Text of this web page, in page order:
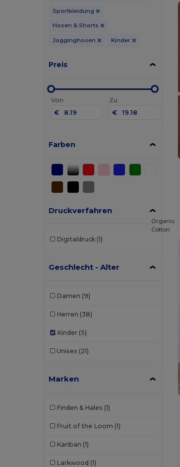
Sportkleidung
Hosen & Shorts
Jogginghosen Kinder
Preis
Von
€
Zu
€
Farben
Druckverfahren
Digitaldruck (1)
Geschlecht - Alter
Damen (9)
Herren (38)
Kinder (5)
Unisex (21)
Marken
Finden & Hales (1)
Fruit of the Loom (1)
Kariban (1)
Larkwood (1)
Organic
Cotton